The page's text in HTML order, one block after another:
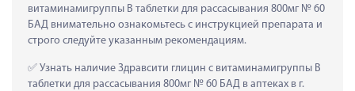
витаминамигруппы В таблетки для рассасывания 800мг № 60
БАД внимательно ознакомьтесь с инструкцией препарата и
строго следуйте указанным рекомендациям.
Узнать наличие Здравсити глицин с витаминамигруппы В
таблетки для рассасывания 800мг № 60 БАД в аптеках в г.